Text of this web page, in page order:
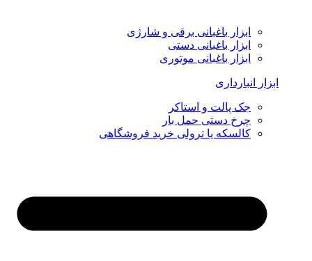
ابزار باغبانی برقی و شارژی
ابزار باغبانی دستی
ابزار باغبانی موتوری
ابزار انبارداری
جک پالت و استاکر
چرخ دستی حمل بار
کالسکه یا ترولی خرید فروشگاهی